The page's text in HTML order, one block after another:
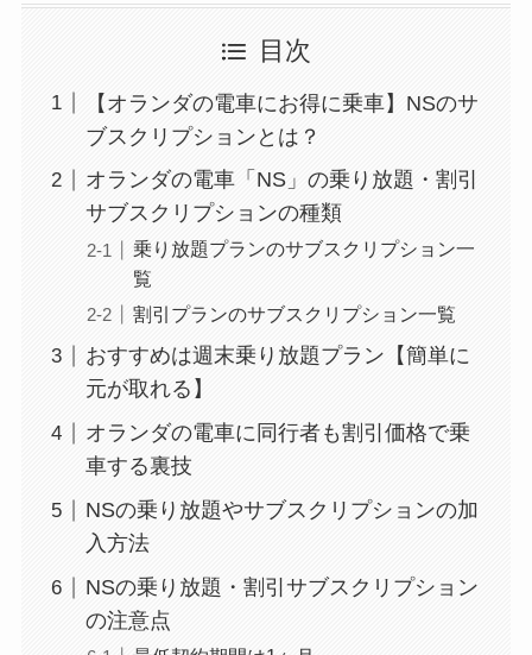
目次
【オランダの電車にお得に乗車】NSのサ
ブスクリプションとは？
オランダの電車「NS」の乗り放題・割引
サブスクリプションの種類
乗り放題プランのサブスクリプション一
覧
割引プランのサブスクリプション一覧
おすすめは週末乗り放題プラン【簡単に
元が取れる】
オランダの電車に同行者も割引価格で乗
車する裏技
NSの乗り放題やサブスクリプションの加
入方法
NSの乗り放題・割引サブスクリプション
の注意点